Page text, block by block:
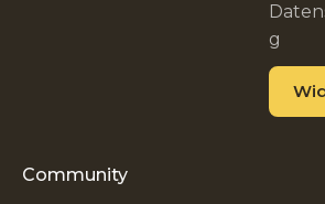
g
Community